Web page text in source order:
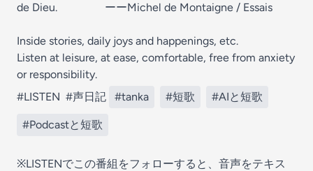
de Dieu. ーーMichel de Montaigne / Essais
Inside stories, daily joys and happenings, etc.
Listen at leisure, at ease, comfortable, free from anxiety
or responsibility.
#LISTEN #声日記 #tanka #短歌 #AIと短歌
#Podcastと短歌
※LISTENでこの番組をフォローすると、音声をテキス